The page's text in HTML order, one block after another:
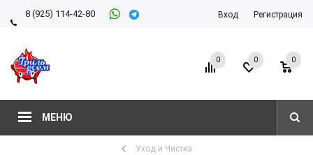
8 (925) 114-42-80
Вход Регистрация
МЕНЮ
0 0
0
Уход и Чистка